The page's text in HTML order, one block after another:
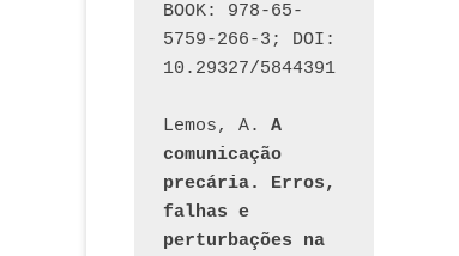
BOOK: 978-65-
5759-266-3; DOI:
10.29327/5844391
Lemos, A. A
comunicação
precária. Erros,
falhas e
perturbações na